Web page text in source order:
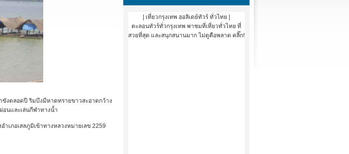
งตลอดปี ริมบึงมีหาดทรายขาวสะอาดกว้าง
อนและเล่นกีฬาทางน้ำ
เภอเสลภูมิเข้าทางหลวงหมายเลข 2259
| เที่ยวกรุงเทพ ฮอลิเดย์ทัวร์ ทั่วไทย |
ตะลอนทัวร์ทั่วกรุงเทพ พาชมที่เที่ยวทั่วไทย ที่
สวยที่สุด และสนุกสนานมาก ไม่ดูคือพลาด คลิ๊ก!